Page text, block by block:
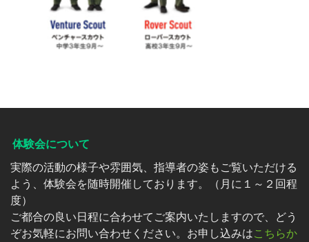
体験会について
実際の活動の様子や雰囲気、指導者の姿もご覧いただける
よう、体験会を随時開催しております。（月に１～２回程
度）
ご都合の良い日程に合わせてご案内いたしますので、どう
ぞお気軽にお問い合わせください。お申し込みはこちらか